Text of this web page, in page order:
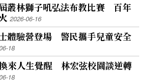
叢林獅子吼弘法布教比賽 百年
2026-06-16
體驗營登場 警民攜手兒童安全
18
來人生覺醒 林宏弦校園談逆轉
18